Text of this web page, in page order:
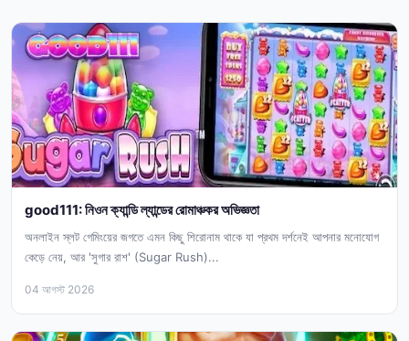
good111: নিওন ক্যান্ডি ল্যান্ডের রোমাঞ্চকর অভিজ্ঞতা
অনলাইন স্লট গেমিংয়ের জগতে এমন কিছু শিরোনাম থাকে যা প্রথম দর্শনেই আপনার মনোযোগ
কেড়ে নেয়, আর 'সুগার রাশ' (Sugar Rush)...
04 আগস্ট 2026